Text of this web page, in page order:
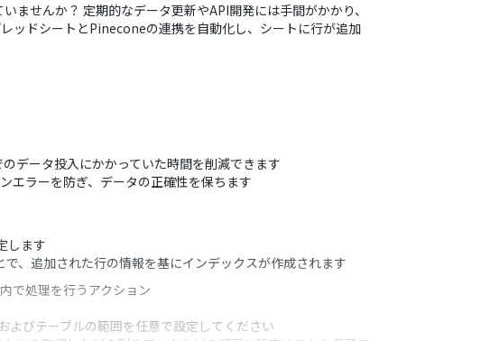
せんか？ 定期的なデータ更新やAPI開発には手間がかかり、
ッドシートとPineconeの連携を自動化し、シートに行が追加
データ投入にかかっていた時間を削減できます
エラーを防ぎ、データの正確性を保ちます
します
、追加された行の情報を基にインデックスが作成されます
で処理を行うアクション
びテーブルの範囲を任意で設定してください